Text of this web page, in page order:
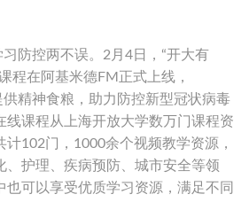
习防控两不误。2月4日，“开大有
程在阿基米德FM正式上线，
供精神食粮，助力防控新型冠状病毒
线课程从上海开放大学数万门课程资
102门，1000余个视频教学资源，
、护理、疾病预防、城市安全等领
也可以享受优质学习资源，满足不同